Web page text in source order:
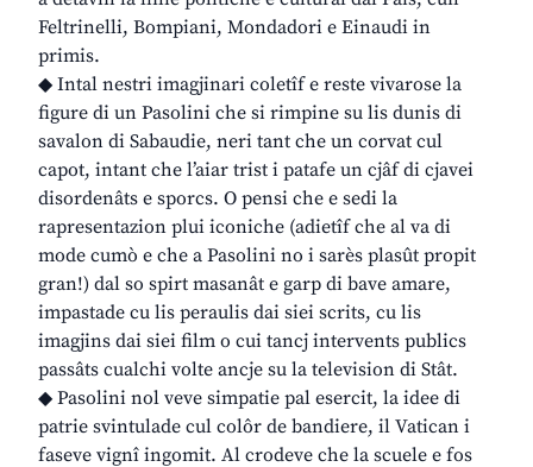
Feltrinelli, Bompiani, Mondadori e Einaudi in
primis.
◆ Intal nestri imagjinari coletîf e reste vivarose la
figure di un Pasolini che si rimpine su lis dunis di
savalon di Sabaudie, neri tant che un corvat cul
capot, intant che l’aiar trist i patafe un cjâf di cjavei
disordenâts e sporcs. O pensi che e sedi la
rapresentazion plui iconiche (adietîf che al va di
mode cumò e che a Pasolini no i sarès plasût propit
gran!) dal so spirt masanât e garp di bave amare,
impastade cu lis peraulis dai siei scrits, cu lis
imagjins dai siei film o cui tancj intervents publics
passâts cualchi volte ancje su la television di Stât.
◆ Pasolini nol veve simpatie pal esercit, la idee di
patrie svintulade cul colôr de bandiere, il Vatican i
faseve vignî ingomit. Al crodeve che la scuele e fos